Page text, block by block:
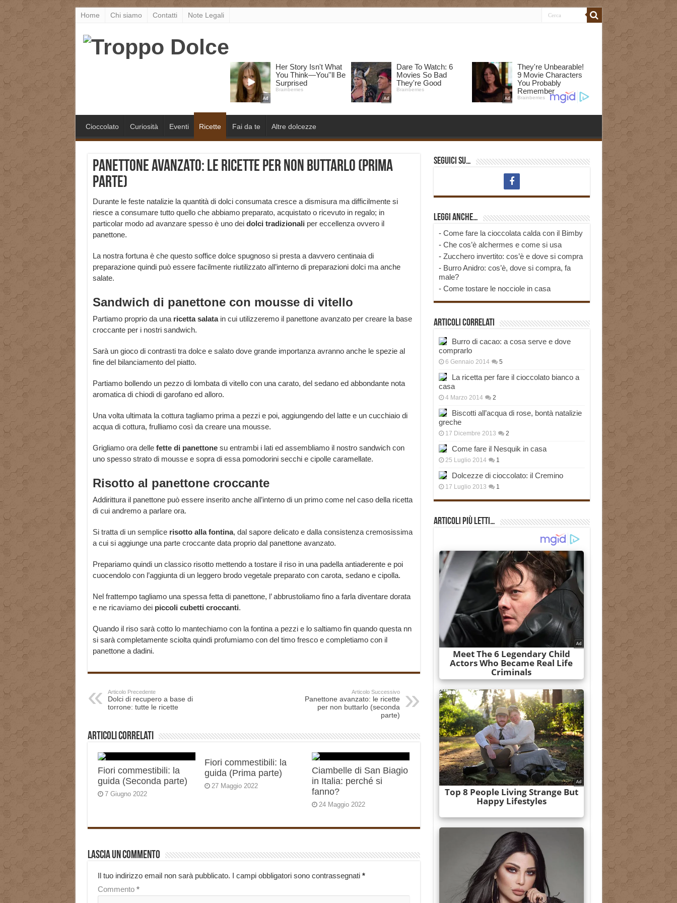
Home Chi siamo Contatti Note Legali
Cioccolato Curiosità Eventi Ricette Fai da te Altre dolcezze
Panettone avanzato: le ricette per non buttarlo (prima
parte)
Durante le feste natalizie la quantità di dolci consumata cresce a dismisura ma difficilmente si
riesce a consumare tutto quello che abbiamo preparato, acquistato o ricevuto in regalo; in
particolar modo ad avanzare spesso è uno dei dolci tradizionali per eccellenza ovvero il
panettone.
La nostra fortuna è che questo soffice dolce spugnoso si presta a davvero centinaia di
preparazione quindi può essere facilmente riutilizzato all’interno di preparazioni dolci ma anche
salate.
Sandwich di panettone con mousse di vitello
Partiamo proprio da una ricetta salatain cui utilizzeremo il panettone avanzato per creare la base
croccante per i nostri sandwich.
Sarà un gioco di contrasti tra dolce e salato dove grande importanza avranno anche le spezie al
fine del bilanciamento del piatto.
Partiamo bollendo un pezzo di lombata di vitello con una carato, del sedano ed abbondante nota
aromatica di chiodi di garofano ed alloro.
Una volta ultimata la cottura tagliamo prima a pezzi e poi, aggiungendo del latte e un cucchiaio di
acqua di cottura, frulliamo così da creare una mousse.
Grigliamo ora delle fette di panettonesu entrambi i lati ed assembliamo il nostro sandwich con
uno spesso strato di mousse e sopra di essa pomodorini secchi e cipolle caramellate.
Risotto al panettone croccante
Addirittura il panettone può essere inserito anche all’interno di un primo come nel caso della ricetta
di cui andremo a parlare ora.
Si tratta di un semplice risotto alla fontina, dal sapore delicato e dalla consistenza cremosissima
a cui si aggiunge una parte croccante data proprio dal panettone avanzato.
Prepariamo quindi un classico risotto mettendo a tostare il riso in una padella antiaderente e poi
cuocendolo con l’aggiunta di un leggero brodo vegetale preparato con carota, sedano e cipolla.
Nel frattempo tagliamo una spessa fetta di panettone, l’ abbrustoliamo fino a farla diventare dorata
e ne ricaviamo dei piccoli cubetti croccanti.
Quando il riso sarà cotto lo mantechiamo con la fontina a pezzi e lo saltiamo fin quando questa nn
si sarà completamente sciolta quindi profumiamo con del timo fresco e completiamo con il
panettone a dadini.
Articolo Precedente
Dolci di recupero a base di
torrone: tutte le ricette
Articolo Successivo
Panettone avanzato: le ricette
per non buttarlo (seconda
parte)
Articoli correlati
Fiori commestibili: la
guida (Seconda parte)
7 Giugno 2022
Fiori commestibili: la
guida (Prima parte)
27 Maggio 2022
Ciambelle di San Biagio
in Italia: perché si
fanno?
24 Maggio 2022
Lascia un commento
Il tuo indirizzo email non sarà pubblicato. I campi obbligatori sono contrassegnati *
Commento *
Seguici su…
Leggi anche…
- Come fare la cioccolata calda con il Bimby
- Che cos’è alchermes e come si usa
- Zucchero invertito: cos’è e dove si compra
- Burro Anidro: cos’è, dove si compra, fa
male?
- Come tostare le nocciole in casa
Articoli correlati
Burro di cacao: a cosa serve e dove
comprarlo
6 Gennaio 2014 5
La ricetta per fare il cioccolato bianco a
casa
4 Marzo 2014 2
Biscotti all’acqua di rose, bontà natalizie
greche
17 Dicembre 2013 2
Come fare il Nesquik in casa
25 Luglio 2014 1
Dolcezze di cioccolato: il Cremino
17 Luglio 2013 1
Articoli più Letti…